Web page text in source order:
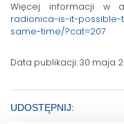
Więcej informacji w
radionica-is-it-
same-time/?cat=207
Data publikacji: 30 maja
UDOSTĘPNIJ: